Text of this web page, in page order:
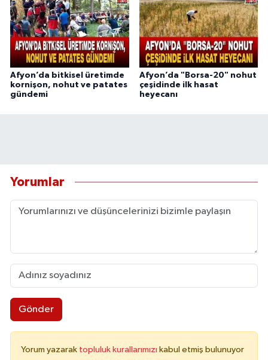
Afyon’da bitkisel üretimde
kornişon, nohut ve patates
gündemi
Afyon’da "Borsa-20" nohut
çeşidinde ilk hasat
heyecanı
Yorumlar
Gönder
Yorum yazarak topluluk kurallarımızı kabul etmiş bulunuyor